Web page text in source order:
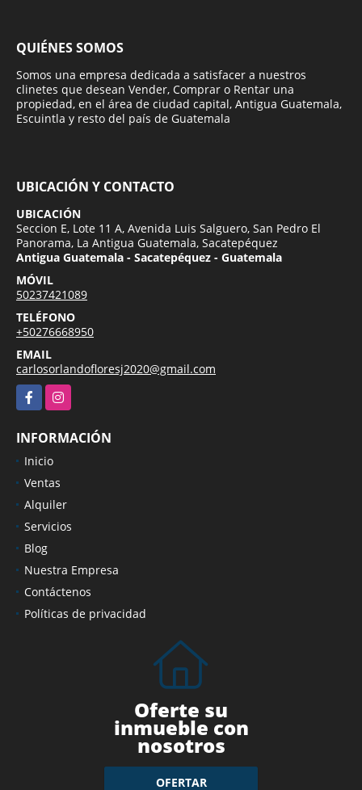
QUIÉNES SOMOS
Somos una empresa dedicada a satisfacer a nuestros
clinetes que desean Vender, Comprar o Rentar una
propiedad, en el área de ciudad capital, Antigua Guatemala,
Escuintla y resto del país de Guatemala
UBICACIÓN Y CONTACTO
UBICACIÓN
Seccion E, Lote 11 A, Avenida Luis Salguero, San Pedro El
Panorama, La Antigua Guatemala, Sacatepéquez
Antigua Guatemala - Sacatepéquez - Guatemala
MÓVIL
50237421089
TELÉFONO
+50276668950
EMAIL
carlosorlandofloresj2020@gmail.com
FacebookInstagram
INFORMACIÓN
Inicio
Ventas
Alquiler
Servicios
Blog
Nuestra Empresa
Contáctenos
Políticas de privacidad
Oferte su
inmueble con
nosotros
OFERTAR